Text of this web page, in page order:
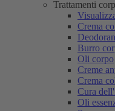
Trattamenti
Crema
Burro
Oli corpo
Creme
Crema
Cura
Oli